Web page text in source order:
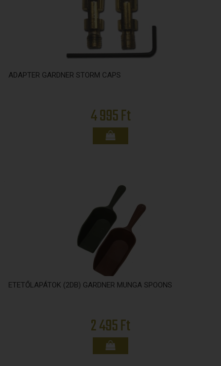
ADAPTER GARDNER STORM CAPS
4 995 Ft
ETETŐLAPÁTOK (2DB) GARDNER MUNGA SPOONS
2 495 Ft